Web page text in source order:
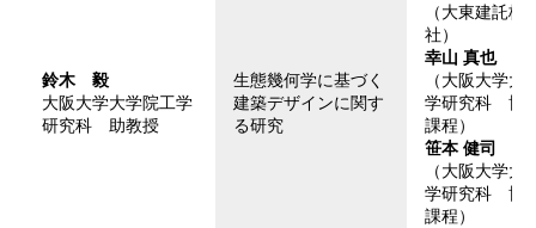
鈴木 毅
大阪大学大学院工学
研究科 助教授
生態幾何学に基づく
建築デザインに関す
る研究
（大東建託株
社）
幸山 真也
（大阪大学大
学研究科 博
課程）
笹本 健司
（大阪大学大
学研究科 博
課程）